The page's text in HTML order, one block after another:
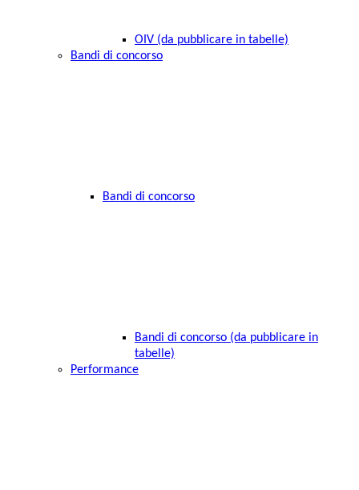
OIV (da pubblicare in tabelle)
Bandi di concorso
Bandi di concorso
Bandi di concorso (da pubblicare in
tabelle)
Performance